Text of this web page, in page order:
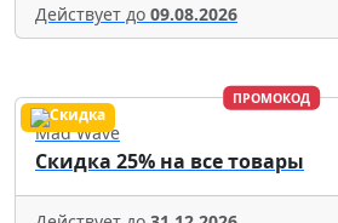
Действует до 09.08.2026
ПРОМОКОД
Mad Wave
Скидка 25% на все товары